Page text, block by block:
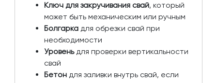
Ключ для закручивания свай, который
может быть механическим или ручным
Болгарка для обрезки свай при
необходимости
Уровеньдля проверки вертикальности
свай
Бетон для заливки внутрь свай, если